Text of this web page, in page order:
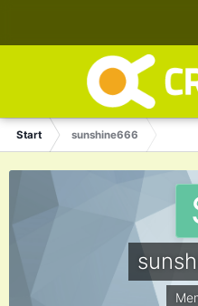
Start sunshine666